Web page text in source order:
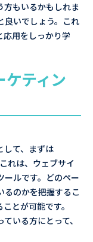
方もいるかもしれま
良いでしょう。これ
応用をしっかり学
ティン
して、まずは
れは、ウェブサイ
ールです。どのペー
るのかを把握するこ
とが可能です。
いる方にとって、